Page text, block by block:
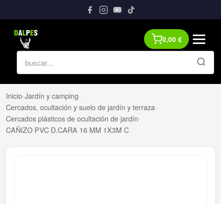
0,00 €
Inicio›Jardín y camping›
Cercados, ocultación y suelo de jardín y terraza›
Cercados plásticos de ocultación de jardín›
CAÑIZO PVC D.CARA 16 MM 1X3M C